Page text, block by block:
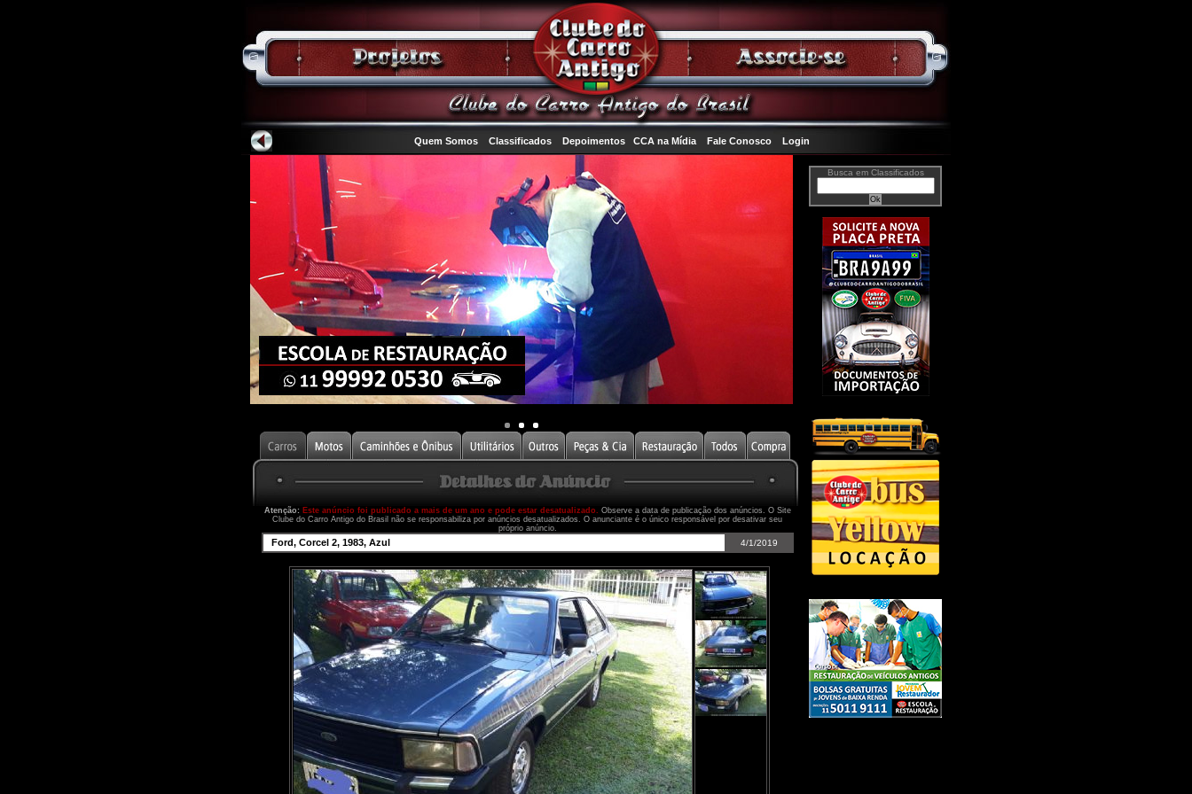
Quem Somos Classificados Depoimentos CCA na Mídia Fale Conosco Login
Atenção: Este anúncio foi publicado a mais de um ano e pode estar desatualizado. Observe a data de publicação dos anúncios. O Site
Clube do Carro Antigo do Brasil não se responsabiliza por anúncios desatualizados. O anunciante é o único responsável por desativar seu
próprio anúncio.
Ford, Corcel 2, 1983, Azul 4/1/2019
Busca em Classificados